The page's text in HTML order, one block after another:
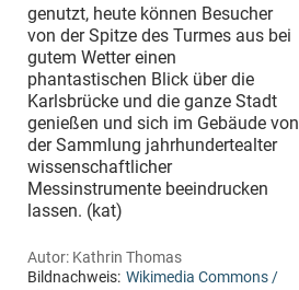
genutzt, heute können Besucher
von der Spitze des Turmes aus bei
gutem Wetter einen
phantastischen Blick über die
Karlsbrücke und die ganze Stadt
genießen und sich im Gebäude von
der Sammlung jahrhundertealter
wissenschaftlicher
Messinstrumente beeindrucken
lassen. (kat)
Autor: Kathrin Thomas
Bildnachweis: Wikimedia Commons /